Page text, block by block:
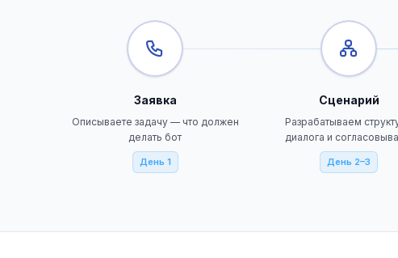
Заявка
Описываете задачу — что должен
делать бот
День 1
Сценарий
Разрабатываем
диалога и
День 2–3